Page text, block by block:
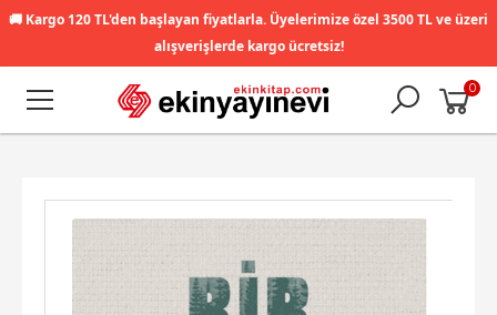
🚚 Kargo 120 TL'den başlayan fiyatlarla. Üyelerimize özel 3500 TL ve üzeri
alışverişlerde kargo ücretsiz!
0